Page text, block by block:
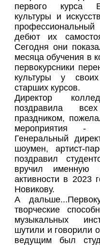
первого курса
культуры и
дебют их
Сегодня они
месяца обучения в
первокурсники
культуры у своих
старших курсов.
Директор
поздравила
праздником,
мероприятия -
Генеральный
шоумен, артист-
поздравил
вручил именную
активности в 2023
Новикову.
А
творческие
музыкальных
шутили и говорили
ведущим был